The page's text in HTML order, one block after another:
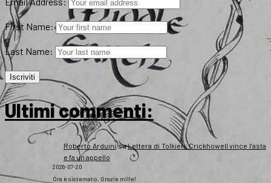
First Name:
Last Name:
Ultimi commenti:
Roberto ArduinisuLettera di Tolkien, Crickhowell vince l’asta
e fa un appello
2026-07-20
Ora è sistemato. Grazie mille!